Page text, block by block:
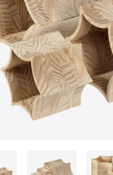
Scatole Da Condividere